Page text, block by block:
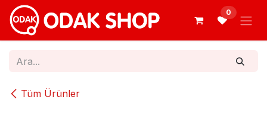
İçereği Atla
0
Tüm Ürünler